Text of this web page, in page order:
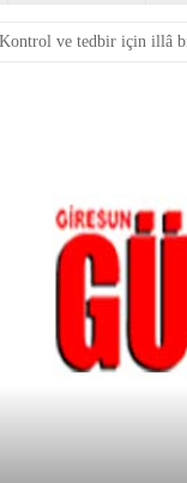
Kontrol ve tedbir için illâ